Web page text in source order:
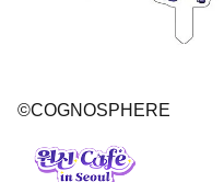
©COGNOSPHERE